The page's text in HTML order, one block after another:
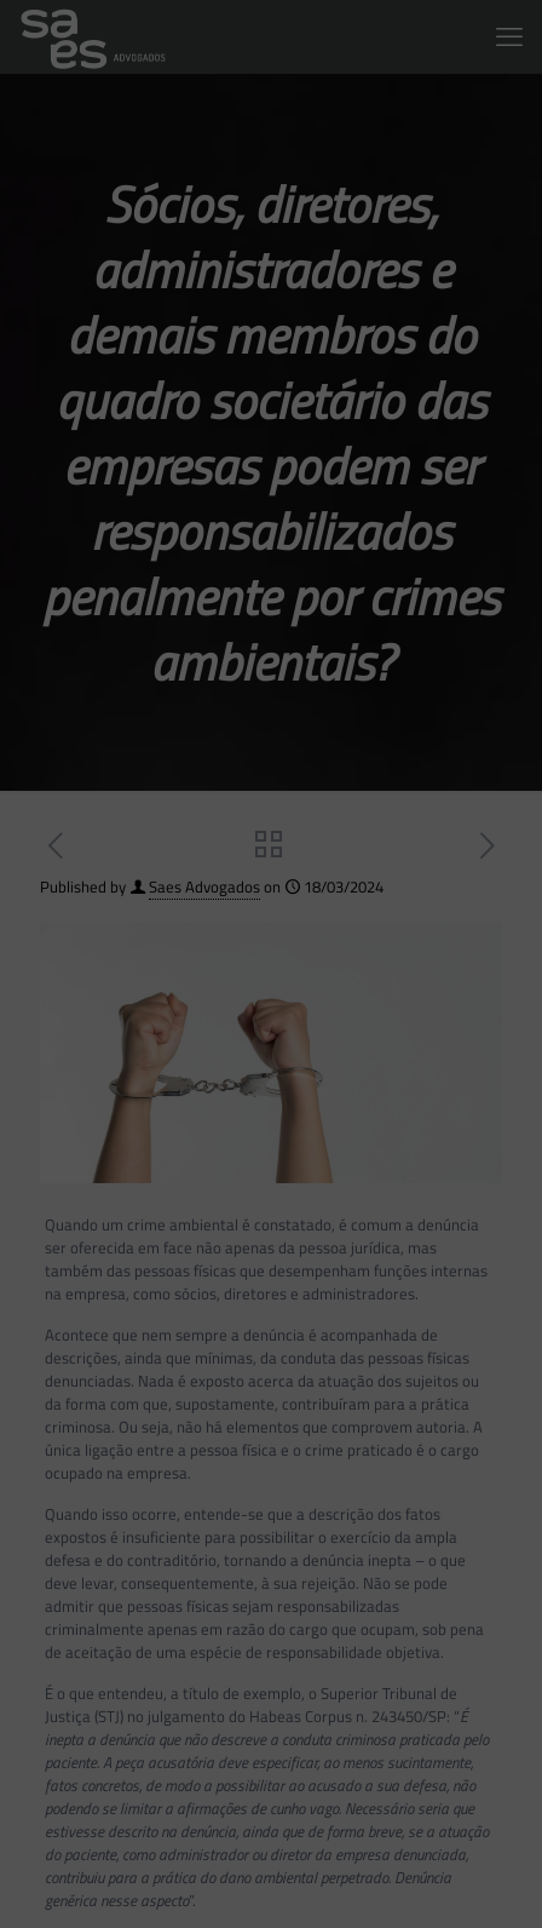
Sócios, diretores,
administradores e
demais membros do
quadro societário das
empresas podem ser
responsabilizados
penalmente por crimes
ambientais?
Published by Saes Advogadoson 18/03/2024
Quando um crime ambiental é constatado, é comum a denúncia
ser oferecida em face não apenas da pessoa jurídica, mas
também das pessoas físicas que desempenham funções internas
na empresa, como sócios, diretores e administradores.
Acontece que nem sempre a denúncia é acompanhada de
descrições, ainda que mínimas, da conduta das pessoas físicas
denunciadas. Nada é exposto acerca da atuação dos sujeitos ou
da forma com que, supostamente, contribuíram para a prática
criminosa. Ou seja, não há elementos que comprovem autoria. A
única ligação entre a pessoa física e o crime praticado é o cargo
ocupado na empresa.
Quando isso ocorre, entende-se que a descrição dos fatos
expostos é insuficiente para possibilitar o exercício da ampla
defesa e do contraditório, tornando a denúncia inepta – o que
deve levar, consequentemente, à sua rejeição. Não se pode
admitir que pessoas físicas sejam responsabilizadas
criminalmente apenas em razão do cargo que ocupam, sob pena
de aceitação de uma espécie de responsabilidade objetiva.
É o que entendeu, a título de exemplo, o Superior Tribunal de
Justiça (STJ) no julgamento do Habeas Corpus n. 243450/SP: “É
inepta a denúncia que não descreve a conduta criminosa praticada pelo
paciente. A peça acusatória deve especificar, ao menos sucintamente,
fatos concretos, de modo a possibilitar ao acusado a sua defesa, não
podendo se limitar a afirmações de cunho vago. Necessário seria que
estivesse descrito na denúncia, ainda que de forma breve, se a atuação
do paciente, como administrador ou diretor da empresa denunciada,
contribuiu para a prática do dano ambiental perpetrado. Denúncia
genérica nesse aspecto”.